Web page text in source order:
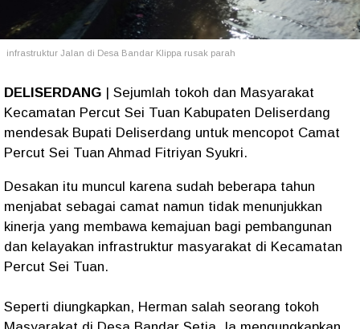
infrastruktur Jalan di Desa Bandar Klippa rusak parah
DELISERDANG | Sejumlah tokoh dan Masyarakat
Kecamatan Percut Sei Tuan Kabupaten Deliserdang
mendesak Bupati Deliserdang untuk mencopot Camat
Percut Sei Tuan Ahmad Fitriyan Syukri.
Desakan itu muncul karena sudah beberapa tahun
menjabat sebagai camat namun tidak menunjukkan
kinerja yang membawa kemajuan bagi pembangunan
dan kelayakan infrastruktur masyarakat di Kecamatan
Percut Sei Tuan.
Seperti diungkapkan, Herman salah seorang tokoh